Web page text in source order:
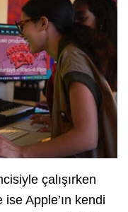
çalışırken
Apple’ın kendi